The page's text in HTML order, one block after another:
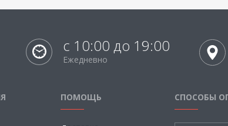
с 10:00 до 19:00
Ежедневно
ПОМОЩЬ СПОСОБЫ